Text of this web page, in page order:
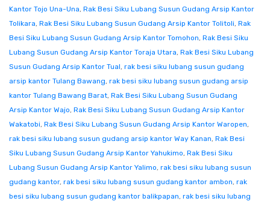
Kantor Tojo Una-Una, Rak Besi Siku Lubang Susun Gudang Arsip Kantor
Tolikara, Rak Besi Siku Lubang Susun Gudang Arsip Kantor Tolitoli, Rak
Besi Siku Lubang Susun Gudang Arsip Kantor Tomohon, Rak Besi Siku
Lubang Susun Gudang Arsip Kantor Toraja Utara, Rak Besi Siku Lubang
Susun Gudang Arsip Kantor Tual, rak besi siku lubang susun gudang
arsip kantor Tulang Bawang, rak besi siku lubang susun gudang arsip
kantor Tulang Bawang Barat, Rak Besi Siku Lubang Susun Gudang
Arsip Kantor Wajo, Rak Besi Siku Lubang Susun Gudang Arsip Kantor
Wakatobi, Rak Besi Siku Lubang Susun Gudang Arsip Kantor Waropen,
rak besi siku lubang susun gudang arsip kantor Way Kanan, Rak Besi
Siku Lubang Susun Gudang Arsip Kantor Yahukimo, Rak Besi Siku
Lubang Susun Gudang Arsip Kantor Yalimo, rak besi siku lubang susun
gudang kantor, rak besi siku lubang susun gudang kantor ambon, rak
besi siku lubang susun gudang kantor balikpapan, rak besi siku lubang